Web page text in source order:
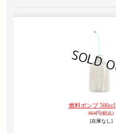
燃料ポンプ 500cc
864円(税込)
[在庫なし]